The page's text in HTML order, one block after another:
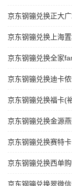
京东钢镚兑换正大
京东钢镚兑换上海
京东钢镚兑换全家
京东钢镚兑换迪卡
京东钢镚兑换福卡(
京东钢镚兑换金源
京东钢镚兑换赛特卡
京东钢镚兑换西单
京东钢镚兑换翠微